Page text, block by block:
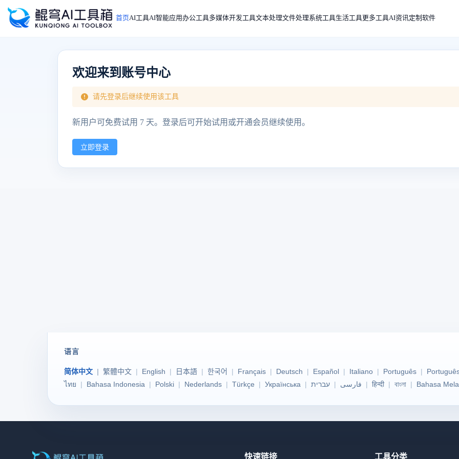
首页AI工具AI智能应用办公工具多媒体开发工具文本处理文件处理系统工具生活工具更多工具AI资讯 定制软件
欢迎来到账号中心
请先登录后继续使用该工具
新用户可免费试用 7 天。登录后可开始试用或开通会员继续使用。
立即登录
语言
简体中文 繁體中文 English 日本語 한국어 Français Deutsch Español Italiano Português
ไทย
Bahasa Indonesia Polski Nederlands Türkçe Українська עברית فارسی हिन्दी বাংলা Bahasa
快速链接 工具分类